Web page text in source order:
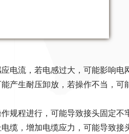
电流，若电感过大，可能影响电
产生耐压卸放，若操作不当，
规程进行，可能导致接头固定不
缆，增加电缆应力，可能导致接